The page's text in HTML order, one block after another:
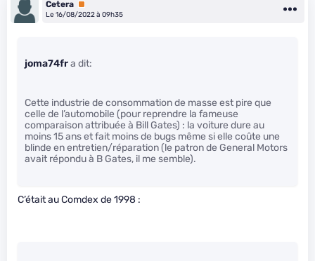
Cetera Premium
Le 16/08/2022 à 09h35
joma74fra dit:
Cette industrie de consommation de masse est pire que
celle de l’automobile (pour reprendre la fameuse
comparaison attribuée à Bill Gates) : la voiture dure au
moins 15 ans et fait moins de bugs même si elle coûte une
blinde en entretien/réparation (le patron de General Motors
avait répondu à B Gates, il me semble).
C’était au Comdex de 1998 :